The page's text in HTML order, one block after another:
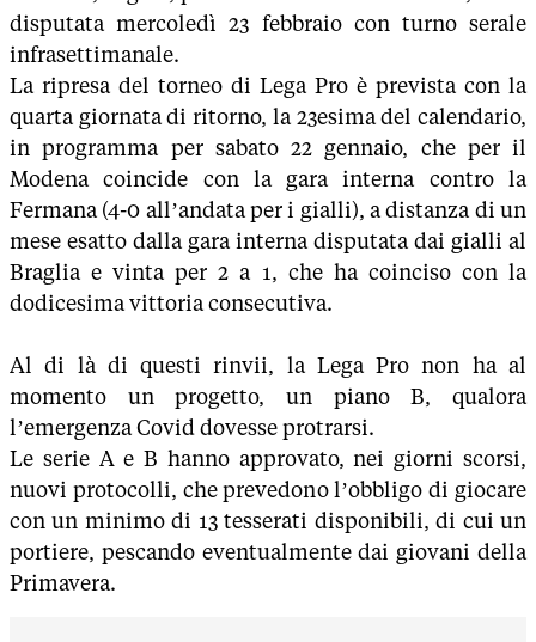
disputata mercoledì 23 febbraio con turno serale
infrasettimanale.
La ripresa del torneo di Lega Pro è prevista con la
quarta giornata di ritorno, la 23esima del calendario,
in programma per sabato 22 gennaio, che per il
Modena coincide con la gara interna contro la
Fermana (4-0 all’andata per i gialli), a distanza di un
mese esatto dalla gara interna disputata dai gialli al
Braglia e vinta per 2 a 1, che ha coinciso con la
dodicesima vittoria consecutiva.
Al di là di questi rinvii, la Lega Pro non ha al
momento un progetto, un piano B, qualora
l’emergenza Covid dovesse protrarsi.
Le serie A e B hanno approvato, nei giorni scorsi,
nuovi protocolli, che prevedono l’obbligo di giocare
con un minimo di 13 tesserati disponibili, di cui un
portiere, pescando eventualmente dai giovani della
Primavera.